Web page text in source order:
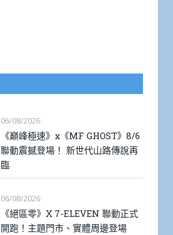
06/08/2026
《巔峰極速》x《MF GHOST》8/6
聯動震撼登場！ 新世代山路傳說再
臨
06/08/2026
《絕區零》X 7-ELEVEN 聯動正式
開跑！主題門市、實體周邊登場